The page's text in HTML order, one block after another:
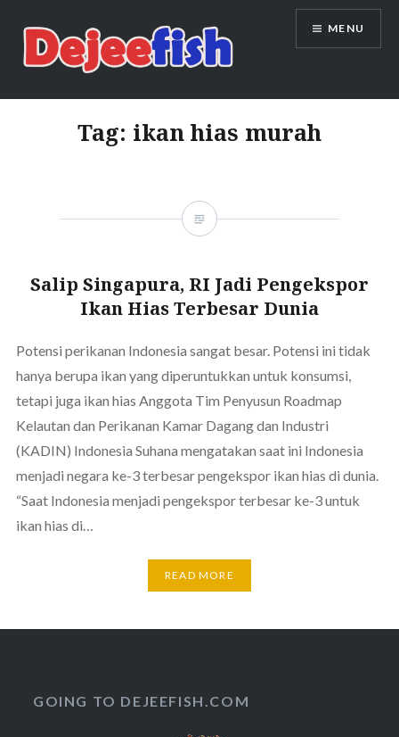
content
DEJEEFISH | PRODUSEN BENIH
IKAN BERKUALITAS INDONESIA
MENU
Tag: ikan hias murah
Salip Singapura, RI Jadi Pengekspor
Ikan Hias Terbesar Dunia
Potensi perikanan Indonesia sangat besar. Potensi ini tidak
hanya berupa ikan yang diperuntukkan untuk konsumsi,
tetapi juga ikan hias Anggota Tim Penyusun Roadmap
Kelautan dan Perikanan Kamar Dagang dan Industri
(KADIN) Indonesia Suhana mengatakan saat ini Indonesia
menjadi negara ke-3 terbesar pengekspor ikan hias di dunia.
“Saat Indonesia menjadi pengekspor terbesar ke-3 untuk
ikan hias di…
READ MORE
GOING TO DEJEEFISH.COM